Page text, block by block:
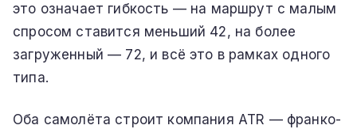
это означает гибкость — на маршрут с малым
спросом ставится меньший 42, на более
загруженный — 72, и всё это в рамках одного
типа.
Оба самолёта строит компания ATR — франко-